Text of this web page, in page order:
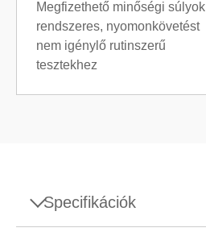
Megfizethető minőségi súlyok
rendszeres, nyomonkövetést
nem igénylő rutinszerű
tesztekhez
Specifikációk